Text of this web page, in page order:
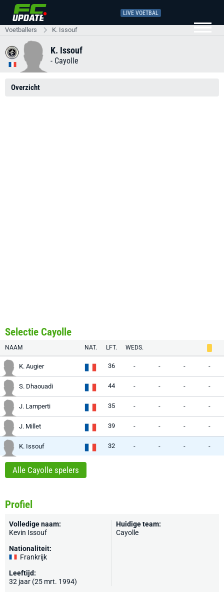
LIVE VOETBAL
Voetballers K. Issouf
K. Issouf
- Cayolle
Overzicht
Selectie Cayolle
NAAM NAT. LFT. WEDS.
K. Augier 36 - - - -
S. Dhaouadi 44 - - - -
J. Lamperti 35 - - - -
J. Millet 39 - - - -
K. Issouf 32 - - - -
Alle Cayolle spelers
Profiel
Volledige naam:
Kevin Issouf
Nationaliteit:
Frankrijk
Leeftijd:
32 jaar (25 mrt. 1994)
Huidige team:
Cayolle